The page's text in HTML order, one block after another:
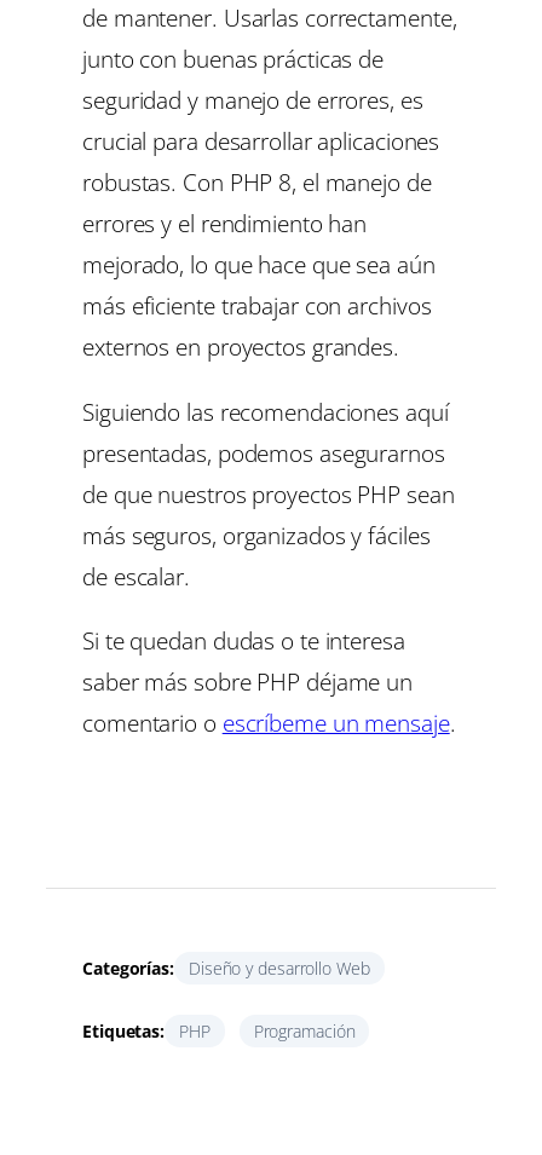
de mantener. Usarlas correctamente,
junto con buenas prácticas de
seguridad y manejo de errores, es
crucial para desarrollar aplicaciones
robustas. Con PHP 8, el manejo de
errores y el rendimiento han
mejorado, lo que hace que sea aún
más eficiente trabajar con archivos
externos en proyectos grandes.
Siguiendo las recomendaciones aquí
presentadas, podemos asegurarnos
de que nuestros proyectos PHP sean
más seguros, organizados y fáciles
de escalar.
Si te quedan dudas o te interesa
saber más sobre PHP déjame un
comentario o escríbeme un mensaje.
Categorías: Diseño y desarrollo Web
Etiquetas: PHP Programación